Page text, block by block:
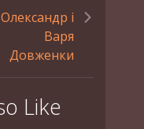
Олександр і
Варя
Довженки
Like